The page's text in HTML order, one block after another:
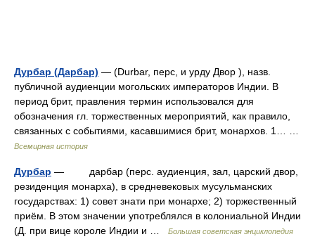
Дурбар (Дарбар) — (Durbar, перс, и урду Двор ), назв.
публичной аудиенции могольских императоров Индии. В
период брит, правления термин использовался для
обозначения гл. торжественных мероприятий, как правило,
связанных с событиями, касавшимися брит, монархов. 1… …
Всемирная история
Дурбар — дарбар (перс. аудиенция, зал, царский двор,
резиденция монарха), в средневековых мусульманских
государствах: 1) совет знати при монархе; 2) торжественный
приём. В этом значении употреблялся в колониальной Индии
(Д. при вице короле Индии и …
Большая советская энциклопедия